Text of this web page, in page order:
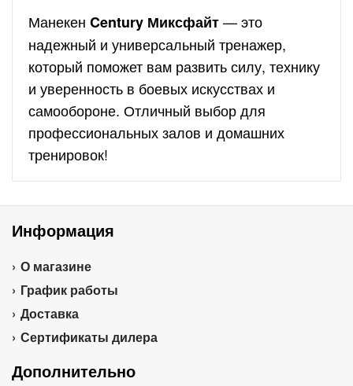
Манекен Century Миксфайт— это
надежный и универсальный тренажер,
который поможет вам развить силу, технику
и уверенность в боевых искусствах и
самообороне. Отличный выбор для
профессиональных залов и домашних
тренировок!
Информация
О магазине
График работы
Доставка
Сертификаты дилера
Дополнительно